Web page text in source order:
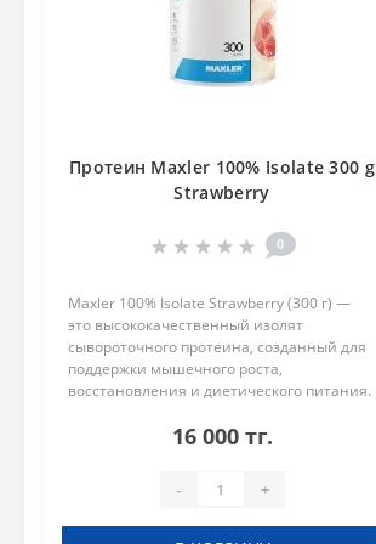
Протеин Maxler 100% Isolate 300 g
Strawberry
0
Maxler 100% Isolate Strawberry (300 г) —
это высококачественный изолят
сывороточного протеина, созданный для
поддержки мышечного роста,
восстановления и диетического питания.
чистотой состава, низким содержанием
16 000 тг.
- +